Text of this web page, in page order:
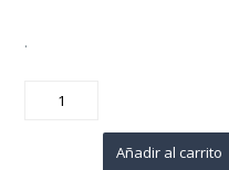
.
Executive
Añadir al carrito